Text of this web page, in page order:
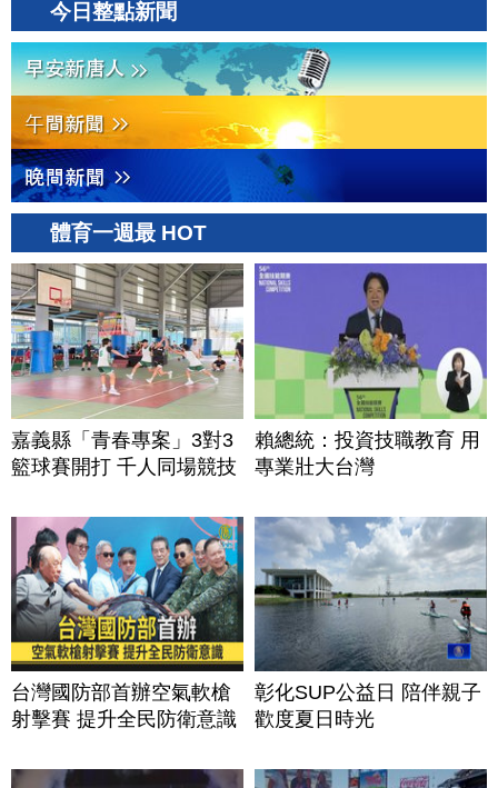
今日整點新聞
體育一週最 HOT
嘉義縣「青春專案」3對3
籃球賽開打 千人同場競技
賴總統：投資技職教育 用
專業壯大台灣
台灣國防部首辦空氣軟槍
射擊賽 提升全民防衛意識
彰化SUP公益日 陪伴親子
歡度夏日時光